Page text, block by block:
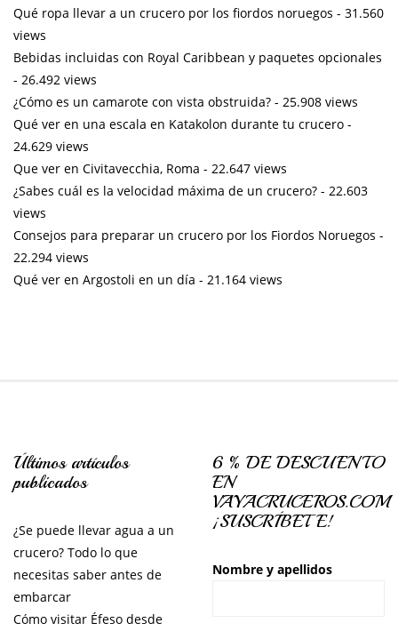
Qué ropa llevar a un crucero por los fiordos noruegos - 31.560
views
Bebidas incluidas con Royal Caribbean y paquetes opcionales
- 26.492 views
¿Cómo es un camarote con vista obstruida? - 25.908 views
Qué ver en una escala en Katakolon durante tu crucero -
24.629 views
Que ver en Civitavecchia, Roma - 22.647 views
¿Sabes cuál es la velocidad máxima de un crucero? - 22.603
views
Consejos para preparar un crucero por los Fiordos Noruegos -
22.294 views
Qué ver en Argostoli en un día - 21.164 views
Últimos artículos
publicados
¿Se puede llevar agua a un
crucero? Todo lo que
necesitas saber antes de
embarcar
Cómo visitar Éfeso desde
6 % DE DESCUENTO
EN
VAYACRUCEROS.COM
¡SUSCRÍBETE!
Nombre y apellidos